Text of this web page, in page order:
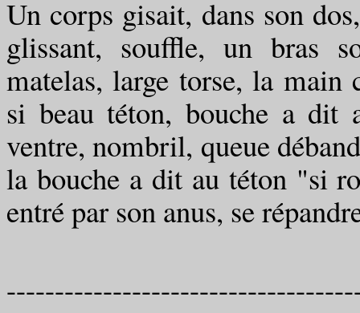
Un corps gisait, dans son
glissant, souffle, un bras
matelas, large torse, la main
si beau téton, bouche a dit
ventre, nombril, queue
la bouche a dit au téton "si
entré par son anus, se